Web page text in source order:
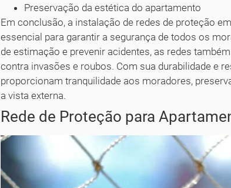
Preservação da estética do apartamento
Em conclusão, a instalação de redes de proteção
essencial para garantir a segurança de todos os
de estimação e prevenir acidentes, as redes
contra invasões e roubos. Com sua durabilidade e
proporcionam tranquilidade aos moradores,
a vista externa.
Rede de Proteção para